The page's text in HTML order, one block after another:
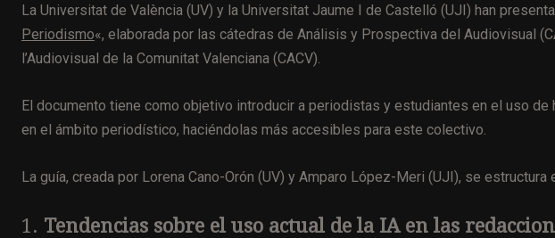
La Universitat de València (UV) y la Universitat Jaume I de Castelló (UJI) han
Periodismo«, elaborada por las cátedras de Análisis y Prospectiva del Audiovisual
l’Audiovisual de la Comunitat Valenciana (CACV)​.
El documento tiene como objetivo introducir a periodistas y estudiantes en el uso
en el ámbito periodístico, haciéndolas más accesibles para este colectivo.
La guía, creada por Lorena Cano-Orón (UV) y Amparo López-Meri (UJI), se
1. Tendencias sobre el uso actual de la IA en las